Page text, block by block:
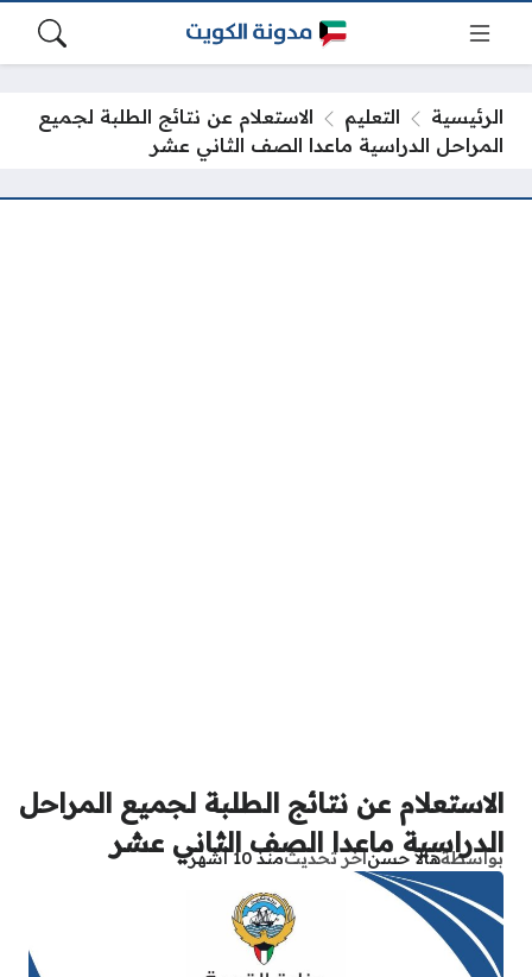
الرئيسية التعليم
الاستعلام عن نتائج الطلبة لجميع
المراحل الدراسية ماعدا الصف الثاني عشر
الاستعلام عن نتائج الطلبة لجميع المراحل
الدراسية ماعدا الصف الثاني عشر
بواسطةهالا حسنآخر تحديثمنذ 10 أشهر